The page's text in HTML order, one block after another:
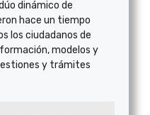
dinámico de
hace un tiempo
los ciudadanos de
modelos y
y trámites